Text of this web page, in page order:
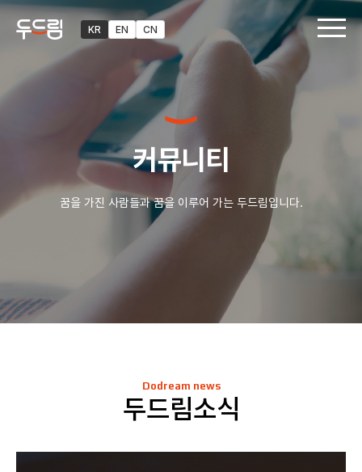
KR EN CN
커뮤니티
꿈을 가진 사람들과 꿈을 이루어 가는 두드림입니다.
Dodream news
두드림소식